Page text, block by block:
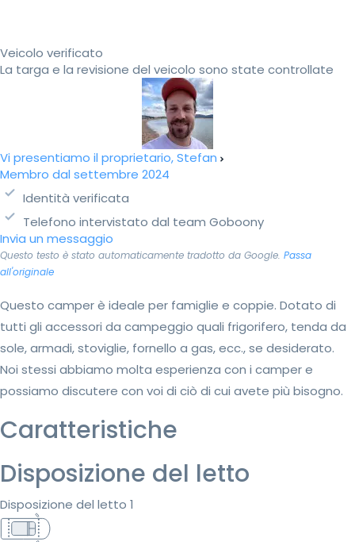
Veicolo verificato
La targa e la revisione del veicolo sono state controllate
Vi presentiamo il proprietario, Stefan
Membro dal settembre 2024
Identità verificata
Telefono intervistato dal team Goboony
Invia un messaggio
Questo testo è stato automaticamente tradotto da Google. Passa
all'originale
Questo camper è ideale per famiglie e coppie. Dotato di
tutti gli accessori da campeggio quali frigorifero, tenda da
sole, armadi, stoviglie, fornello a gas, ecc., se desiderato.
Noi stessi abbiamo molta esperienza con i camper e
possiamo discutere con voi di ciò di cui avete più bisogno.
Caratteristiche
Disposizione del letto
Disposizione del letto 1